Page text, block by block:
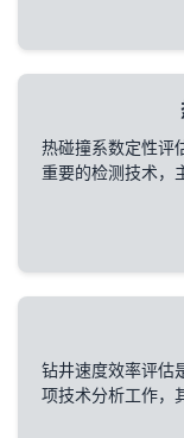
热碰撞系数定性评
重要的检测技术，
钻井速度效率评估
项技术分析工作，